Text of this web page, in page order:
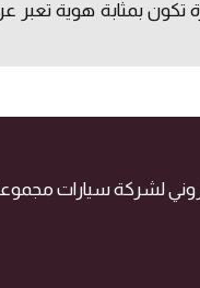
تكون بمثابة هوية